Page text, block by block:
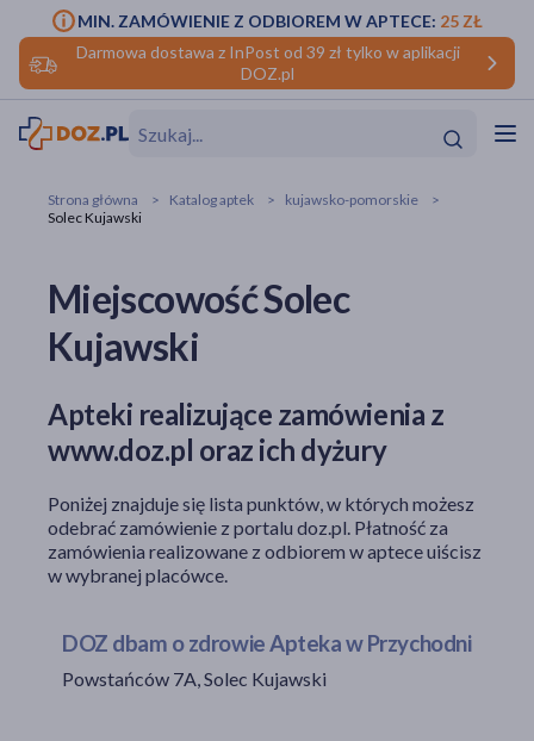
Darmowa dostawa z InPost od 39 zł tylko w aplikacji
DOZ.pl
MIN. ZAMÓWIENIE Z ODBIOREM W APTECE: 25 ZŁ
makijażu
Strona główna Katalog aptek
kujawsko-pomorskie
Solec Kujawski
Miejscowość Solec
Kujawski
Apteki realizujące zamówienia z
www.doz.pl oraz ich dyżury
Poniżej znajduje się lista punktów, w których możesz
odebrać zamówienie z portalu doz.pl. Płatność za
zamówienia realizowane z odbiorem w aptece uiścisz
w wybranej placówce.
DOZ dbam o zdrowie Apteka w Przychodni
Powstańców 7A, Solec Kujawski